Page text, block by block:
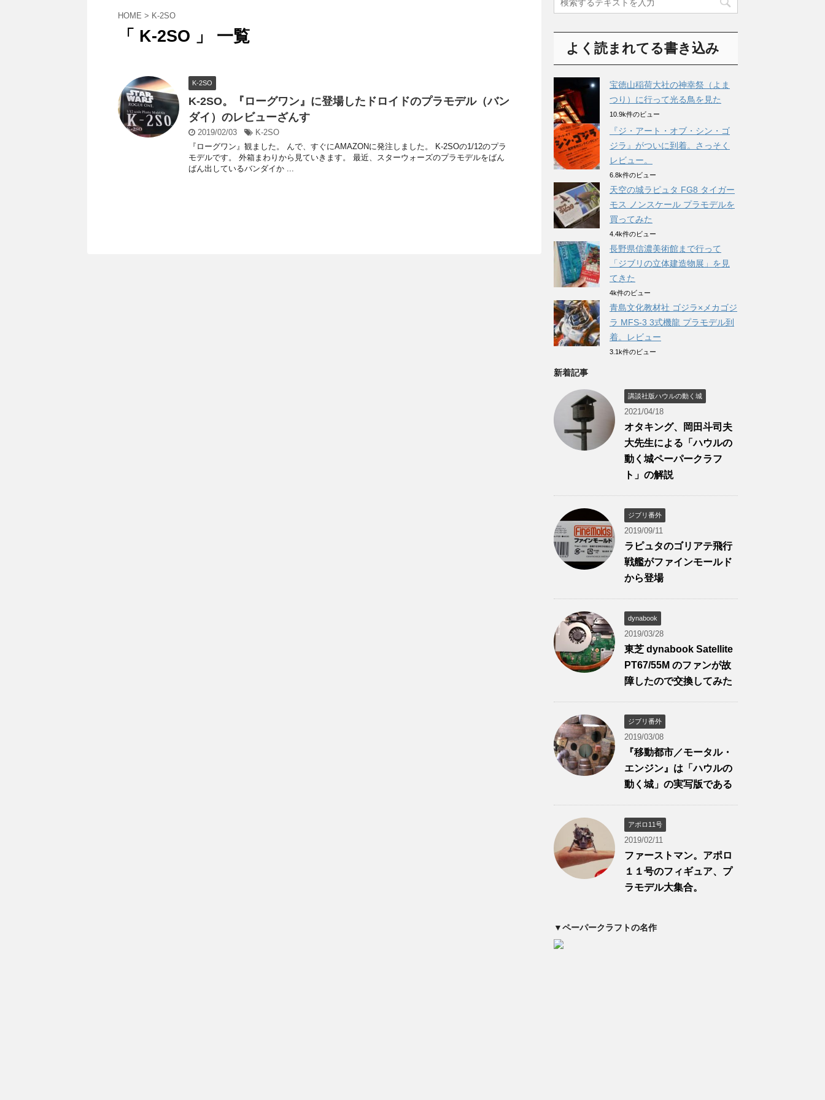
HOME > K-2SO
「 K-2SO 」 一覧
K-2SO
K-2SO。『ローグワン』に登場したドロイドのプラモデル（バン
ダイ）のレビューざんす
2019/02/03
K-2SO
『ローグワン』観ました。 んで、すぐにAMAZONに発注しました。 K-2SOの1/12のプラ
モデルです。 外箱まわりから見ていきます。 最近、スターウォーズのプラモデルをばん
ばん出しているバンダイか ...
よく読まれてる書き込み
宝徳山稲荷大社の神幸祭（よま
つり）に行って光る鳥を見た
10.9k件のビュー
『ジ・アート・オブ・シン・ゴ
ジラ』がついに到着。さっそく
レビュー。
6.8k件のビュー
天空の城ラピュタ FG8 タイガー
モス ノンスケール プラモデルを
買ってみた
4.4k件のビュー
長野県信濃美術館まで行って
「ジブリの立体建造物展」を見
てきた
4k件のビュー
青島文化教材社 ゴジラ×メカゴジ
ラ MFS-3 3式機龍 プラモデル到
着。レビュー
3.1k件のビュー
新着記事
講談社版ハウルの動く城
2021/04/18
オタキング、岡田斗司夫
大先生による「ハウルの
動く城ペーパークラフ
ト」の解説
ジブリ番外
2019/09/11
ラピュタのゴリアテ飛行
戦艦がファインモールド
から登場
dynabook
2019/03/28
東芝 dynabook Satellite
PT67/55M のファンが故
障したので交換してみた
ジブリ番外
2019/03/08
『移動都市／モータル・
エンジン』は「ハウルの
動く城」の実写版である
アポロ11号
2019/02/11
ファーストマン。アポロ
１１号のフィギュア、プ
ラモデル大集合。
▼ペーパークラフトの名作